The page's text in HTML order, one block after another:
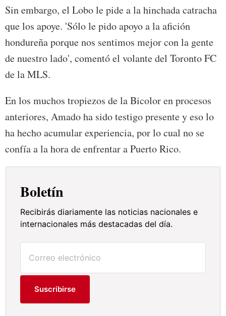
Sin embargo, el Lobo le pide a la hinchada catracha
que los apoye. 'Sólo le pido apoyo a la afición
hondureña porque nos sentimos mejor con la gente
de nuestro lado', comentó el volante del Toronto FC
de la MLS.
En los muchos tropiezos de la Bicolor en procesos
anteriores, Amado ha sido testigo presente y eso lo
ha hecho acumular experiencia, por lo cual no se
confía a la hora de enfrentar a Puerto Rico.
Boletín
Recibirás diariamente las noticias nacionales e
internacionales más destacadas del día.
Suscribirse